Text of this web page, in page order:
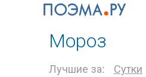
Мороз
Лучшие за: Сутки